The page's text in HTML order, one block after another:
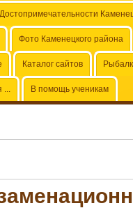
Достопримечательности
Фото Каменецкого района
Каталог сайтов
... В помощь ученикам